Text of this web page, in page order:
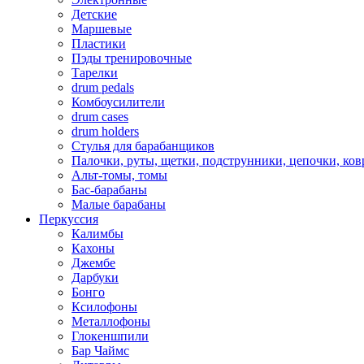
Детские
Маршевые
Пластики
Пэды тренировочные
Тарелки
drum pedals
Комбоусилители
drum cases
drum holders
Стулья для барабанщиков
Палочки, руты, щетки, подструнники, цепочки,
Альт-томы, томы
Бас-барабаны
Малые барабаны
Перкуссия
Калимбы
Кахоны
Джембе
Дарбуки
Бонго
Ксилофоны
Металлофоны
Глокеншпили
Бар Чаймс